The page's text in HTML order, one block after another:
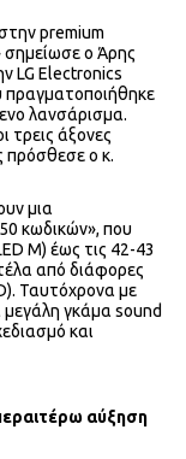
premium
σημείωσε ο Άρης
LG Electronics
πραγματοποιήθηκε
λανσάρισμα.
τρεις άξονες
ο κ.
μια
κωδικών», που
M) έως τις 42-43
από διάφορες
Ταυτόχρονα με
μεγάλη γκάμα sound
και
αύξηση